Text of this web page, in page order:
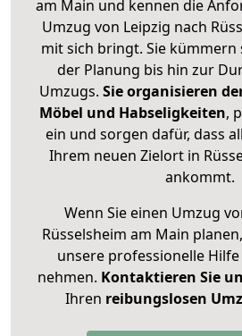
am Main und kennen die
Umzug von Leipzig nach
mit sich bringt. Sie kümmern
der Planung bis hin zur
Umzugs. Sie organisieren
Möbel und Habseligkeiten,
ein und sorgen dafür, dass
Ihrem neuen Zielort in
ankommt.
Wenn Sie einen Umzug
Rüsselsheim am Main
unsere professionelle
nehmen. Kontaktieren Sie
Ihren reibungslosen